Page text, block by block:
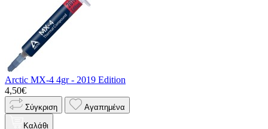
Arctic MX-4 4gr - 2019 Edition
4,50€
Σύγκριση Αγαπημένα
Καλάθι